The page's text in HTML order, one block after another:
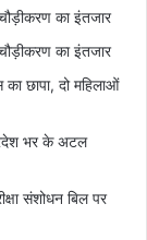
चौड़ीकरण का इंतजार
चौड़ीकरण का इंतजार
छापा, दो महिलाओं
भर के अटल
संशोधन बिल पर